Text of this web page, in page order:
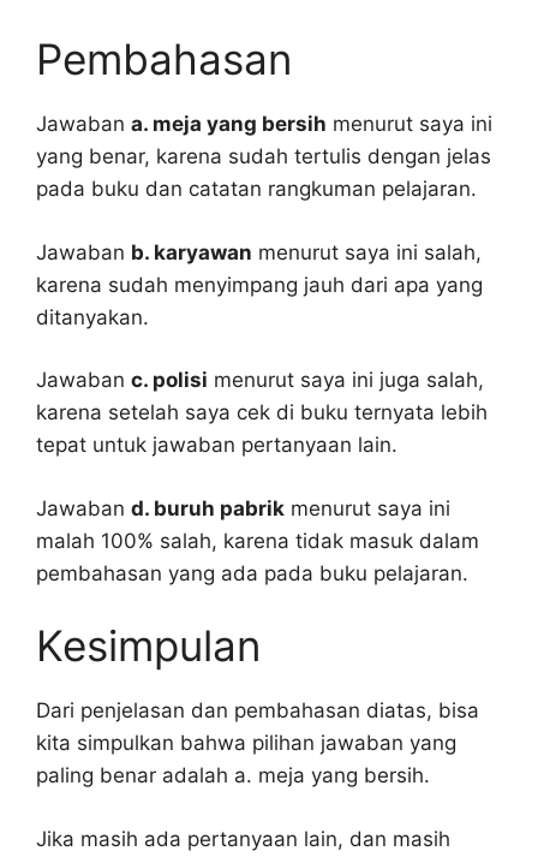
Pembahasan
Jawaban a. meja yang bersih menurut saya ini
yang benar, karena sudah tertulis dengan jelas
pada buku dan catatan rangkuman pelajaran.
Jawaban b. karyawan menurut saya ini salah,
karena sudah menyimpang jauh dari apa yang
ditanyakan.
Jawaban c. polisi menurut saya ini juga salah,
karena setelah saya cek di buku ternyata lebih
tepat untuk jawaban pertanyaan lain.
Jawaban d. buruh pabrik menurut saya ini
malah 100% salah, karena tidak masuk dalam
pembahasan yang ada pada buku pelajaran.
Kesimpulan
Dari penjelasan dan pembahasan diatas, bisa
kita simpulkan bahwa pilihan jawaban yang
paling benar adalah a. meja yang bersih.
Jika masih ada pertanyaan lain, dan masih